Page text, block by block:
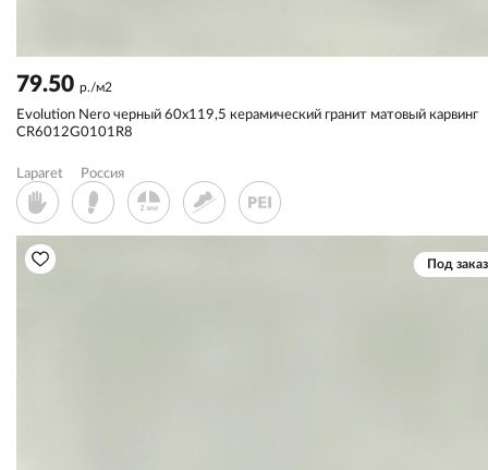
79.50 р./м2
Evolution Nero черный 60x119,5 керамический гранит матовый карвинг
CR6012G0101R8
Laparet Россия
Под заказ